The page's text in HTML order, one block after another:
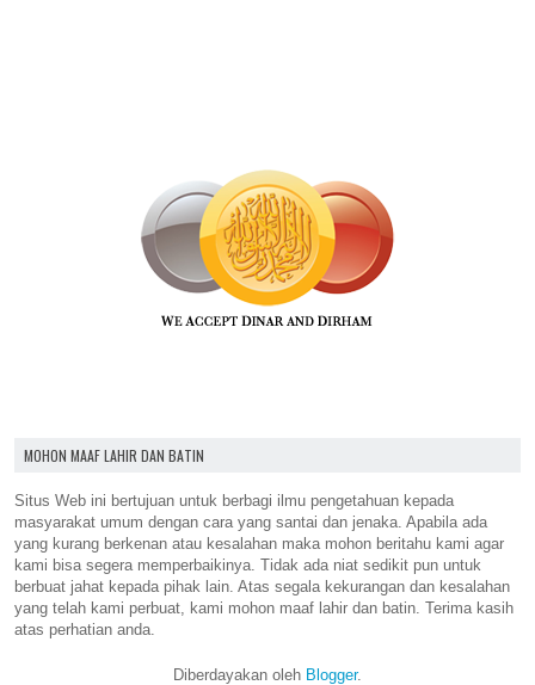
MOHON MAAF LAHIR DAN BATIN
Situs Web ini bertujuan untuk berbagi ilmu pengetahuan kepada
masyarakat umum dengan cara yang santai dan jenaka. Apabila ada
yang kurang berkenan atau kesalahan maka mohon beritahu kami agar
kami bisa segera memperbaikinya. Tidak ada niat sedikit pun untuk
berbuat jahat kepada pihak lain. Atas segala kekurangan dan kesalahan
yang telah kami perbuat, kami mohon maaf lahir dan batin. Terima kasih
atas perhatian anda.
Diberdayakan oleh Blogger.